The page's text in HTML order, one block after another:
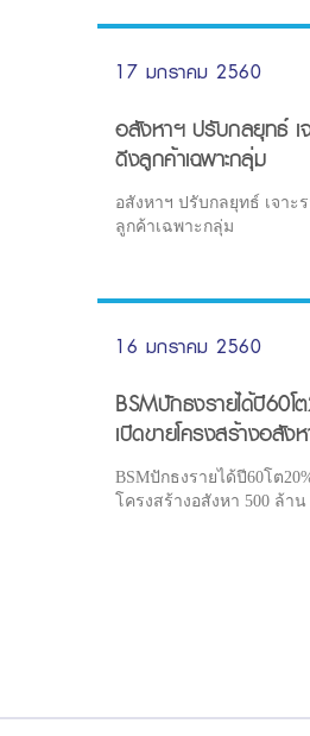
17 มกราคม 2560
อสังหาฯ ปรับกลยุทธ์ เ
ดึงลูกค้าเฉพาะกลุ่ม
อสังหาฯ ปรับกลยุทธ์ เจาะ
ลูกค้าเฉพาะกลุ่ม
16 มกราคม 2560
BSMปักธงรายได้ปี60โ
เปิดขายโครงสร้างอสัง
มี.ค.นี้
BSMปักธงรายได้ปี60โต
โครงสร้างอสังหา 500 ล้า